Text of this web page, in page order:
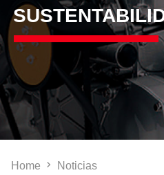
Home Noticias